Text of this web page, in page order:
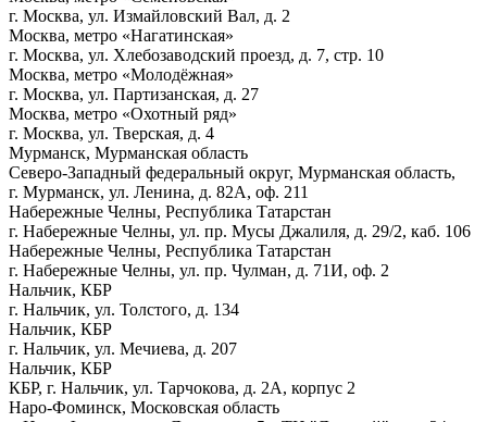
г. Москва, ул. Измайловский Вал, д. 2
Москва, метро «Нагатинская»
г. Москва, ул. Хлебозаводский проезд, д. 7, стр. 10
Москва, метро «Молодёжная»
г. Москва, ул. Партизанская, д. 27
Москва, метро «Охотный ряд»
г. Москва, ул. Тверская, д. 4
Мурманск, Мурманская область
Северо-Западный федеральный округ, Мурманская область,
г. Мурманск, ул. Ленина, д. 82А, оф. 211
Набережные Челны, Республика Татарстан
г. Набережные Челны, ул. пр. Мусы Джалиля, д. 29/2, каб. 106
Набережные Челны, Республика Татарстан
г. Набережные Челны, ул. пр. Чулман, д. 71И, оф. 2
Нальчик, КБР
г. Нальчик, ул. Толстого, д. 134
Нальчик, КБР
г. Нальчик, ул. Мечиева, д. 207
Нальчик, КБР
КБР, г. Нальчик, ул. Тарчокова, д. 2А, корпус 2
Наро-Фоминск, Московская область